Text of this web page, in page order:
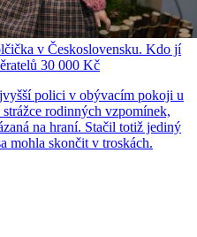
v Československu. Kdo jí
30 000 Kč
polici v obývacím pokoji u
rodinných vzpomínek,
na hraní. Stačil totiž jediný
mohla skončit v troskách.